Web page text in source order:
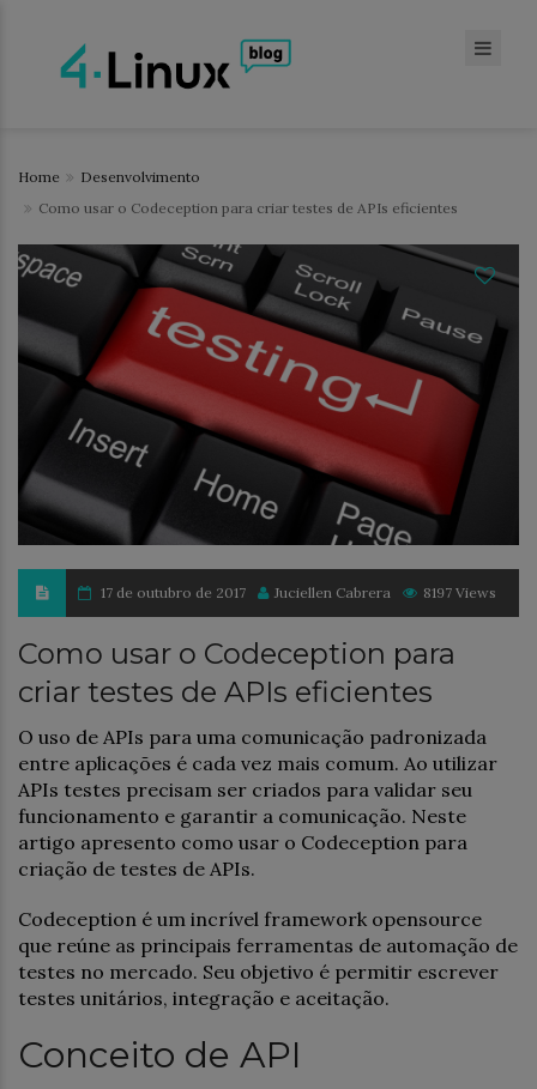
Home
Desenvolvimento
Como usar o Codeception para criar testes de APIs eficientes
17 de outubro de 2017 Juciellen Cabrera 8197 Views
Como usar o Codeception para
criar testes de APIs eficientes
O uso de APIs para uma comunicação padronizada
entre aplicações é cada vez mais comum. Ao utilizar
APIs testes precisam ser criados para validar seu
funcionamento e garantir a comunicação. Neste
artigo apresento como usar o Codeception para
criação de testes de APIs.
Codeception é um incrível framework opensource
que reúne as principais ferramentas de automação de
testes no mercado. Seu objetivo é permitir escrever
testes unitários, integração e aceitação.
Conceito de API